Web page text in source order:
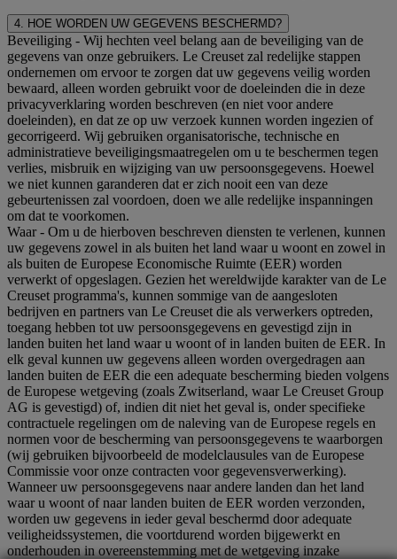
4. HOE WORDEN UW GEGEVENS BESCHERMD?
Beveiliging - Wij hechten veel belang aan de beveiliging van de
gegevens van onze gebruikers. Le Creuset zal redelijke stappen
ondernemen om ervoor te zorgen dat uw gegevens veilig worden
bewaard, alleen worden gebruikt voor de doeleinden die in deze
privacyverklaring worden beschreven (en niet voor andere
doeleinden), en dat ze op uw verzoek kunnen worden ingezien of
gecorrigeerd. Wij gebruiken organisatorische, technische en
administratieve beveiligingsmaatregelen om u te beschermen tegen
verlies, misbruik en wijziging van uw persoonsgegevens. Hoewel
we niet kunnen garanderen dat er zich nooit een van deze
gebeurtenissen zal voordoen, doen we alle redelijke inspanningen
om dat te voorkomen.
Waar- Om u de hierboven beschreven diensten te verlenen, kunnen
uw gegevens zowel in als buiten het land waar u woont en zowel in
als buiten de Europese Economische Ruimte (EER) worden
verwerkt of opgeslagen. Gezien het wereldwijde karakter van de Le
Creuset programma's, kunnen sommige van de aangesloten
bedrijven en partners van Le Creuset die als verwerkers optreden,
toegang hebben tot uw persoonsgegevens en gevestigd zijn in
landen buiten het land waar u woont of in landen buiten de EER. In
elk geval kunnen uw gegevens alleen worden overgedragen aan
landen buiten de EER die een adequate bescherming bieden volgens
de Europese wetgeving (zoals Zwitserland, waar Le Creuset Group
AG is gevestigd) of, indien dit niet het geval is, onder specifieke
contractuele regelingen om de naleving van de Europese regels en
normen voor de bescherming van persoonsgegevens te waarborgen
(wij gebruiken bijvoorbeeld de modelclausules van de Europese
Commissie voor onze contracten voor gegevensverwerking).
Wanneer uw persoonsgegevens naar andere landen dan het land
waar u woont of naar landen buiten de EER worden verzonden,
worden uw gegevens in ieder geval beschermd door adequate
veiligheidssystemen, die voortdurend worden bijgewerkt en
onderhouden in overeenstemming met de wetgeving inzake